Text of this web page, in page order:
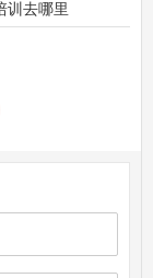
训去哪里